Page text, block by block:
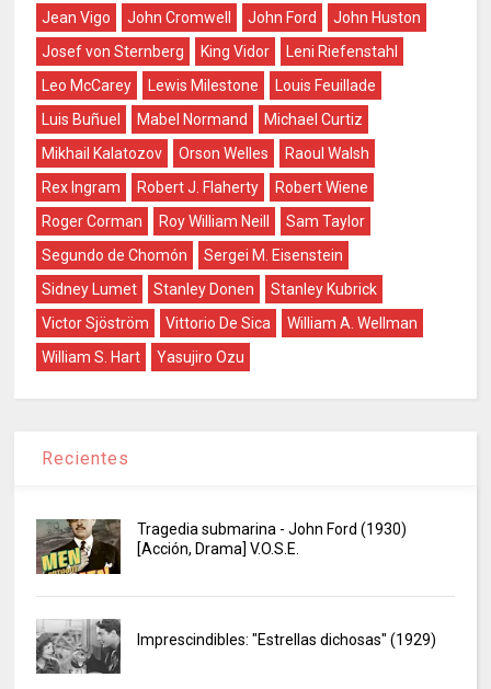
Jean Vigo
John Cromwell John Ford
John Huston
Josef von Sternberg
King Vidor
Leni Riefenstahl
Leo McCarey
Lewis Milestone
Louis Feuillade
Luis Buñuel
Mabel Normand
Michael Curtiz
Mikhail Kalatozov
Orson Welles
Raoul Walsh
Rex Ingram
Robert J. Flaherty
Robert Wiene
Roger Corman
Roy William Neill
Sam Taylor
Segundo de Chomón
Sergei M. Eisenstein
Sidney Lumet
Stanley Donen
Stanley Kubrick
Victor Sjöström
Vittorio De Sica
William A. Wellman
William S. Hart
Yasujiro Ozu
Recientes
Tragedia submarina - John Ford (1930)
[Acción, Drama] V.O.S.E.
Imprescindibles: "Estrellas dichosas" (1929)